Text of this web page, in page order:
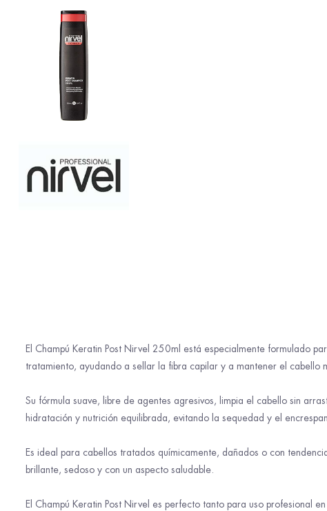
El Champú Keratin Post Nirvel 250ml está especialmente formulado
tratamiento, ayudando a sellar la fibra capilar y a mantener el cabello
Su fórmula suave, libre de agentes agresivos, limpia el cabello sin
hidratación y nutrición equilibrada, evitando la sequedad y el
Es ideal para cabellos tratados químicamente, dañados o con
brillante, sedoso y con un aspecto saludable.
El Champú Keratin Post Nirvel es perfecto tanto para uso profesional